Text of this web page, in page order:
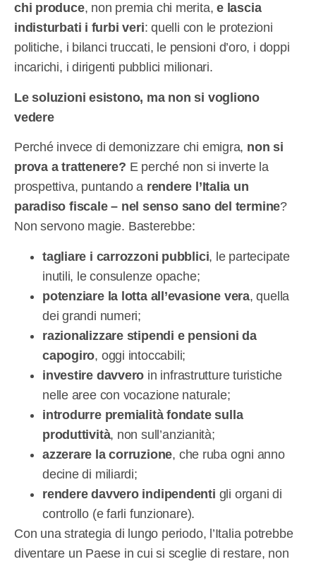
chi produce, non premia chi merita,e lascia
indisturbati i furbi veri: quelli con le protezioni
politiche, i bilanci truccati, le pensioni d’oro, i doppi
incarichi, i dirigenti pubblici milionari.
Le soluzioni esistono, ma non si vogliono
vedere
Perché invece di demonizzare chi emigra, non si
prova a trattenere? E perché non si inverte la
prospettiva, puntando a rendere l’Italia un
paradiso fiscale – nel senso sano del termine?
Non servono magie. Basterebbe:
tagliare i carrozzoni pubblici, le partecipate
inutili, le consulenze opache;
potenziare la lotta all’evasione vera, quella
dei grandi numeri;
razionalizzare stipendi e pensioni da
capogiro, oggi intoccabili;
investire davvero in infrastrutture turistiche
nelle aree con vocazione naturale;
introdurre premialità fondate sulla
produttività, non sull’anzianità;
azzerare la corruzione, che ruba ogni anno
decine di miliardi;
rendere davvero indipendenti gli organi di
controllo (e farli funzionare).
Con una strategia di lungo periodo, l’Italia potrebbe
diventare un Paese in cui si sceglie di restare, non